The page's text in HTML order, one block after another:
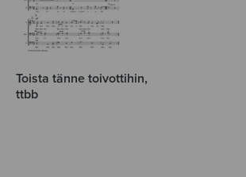
Toista tänne toivottihin,
ttbb